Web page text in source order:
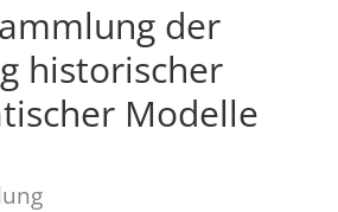
der
historischer
Modelle